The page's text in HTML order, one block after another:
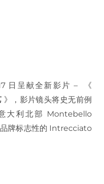
日呈献全新影片 – 《
》，影片镜头将史无前例
大利北部 Montebello
牌标志性的 Intrecciato